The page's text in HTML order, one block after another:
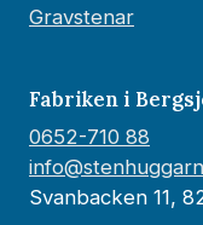
Gravstenar
Fabriken i
0652-710 88
Svanbacken 11,